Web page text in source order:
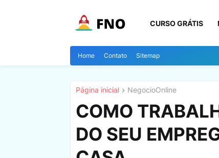
CURSO GRÁTIS
Home Contato Sitemap
Página inicial NegocioOnline
COMO
DO SEU